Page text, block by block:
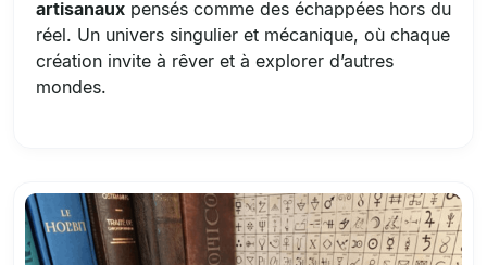
artisanaux pensés comme des échappées hors du
réel. Un univers singulier et mécanique, où chaque
création invite à rêver et à explorer d’autres
mondes.